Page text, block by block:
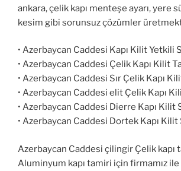
ankara, çelik kapı menteşe ayarı, yere
kesim gibi sorunsuz çözümler
• Azerbaycan Caddesi Kapı Kilit Yetkili
• Azerbaycan Caddesi Çelik Kapı Kilit
• Azerbaycan Caddesi Sır Çelik Kapı
• Azerbaycan Caddesi elit Çelik Kapı
• Azerbaycan Caddesi Dierre Kapı Kilit
• Azerbaycan Caddesi Dortek Kapı Kilit
Azerbaycan Caddesi çilingir Çelik kapı
Aluminyum kapı tamiri için firmamız